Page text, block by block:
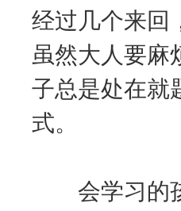
经过几个来回
虽然大人要麻
子总是处在就
式。
会学习的孩